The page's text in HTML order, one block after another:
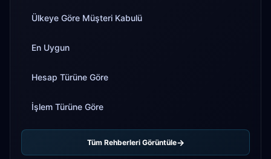
Ülkeye Göre Müşteri Kabulü
En Uygun
Hesap Türüne Göre
İşlem Türüne Göre
Tüm Rehberleri Görüntüle